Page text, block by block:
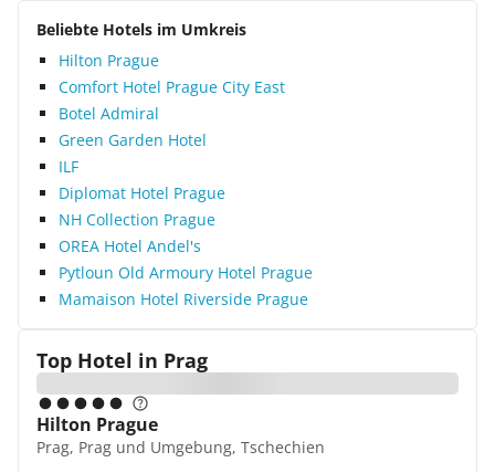
Beliebte Hotels im Umkreis
Hilton Prague
Comfort Hotel Prague City East
Botel Admiral
Green Garden Hotel
ILF
Diplomat Hotel Prague
NH Collection Prague
OREA Hotel Andel's
Pytloun Old Armoury Hotel Prague
Mamaison Hotel Riverside Prague
Top Hotel in Prag
Hilton Prague
Prag, Prag und Umgebung, Tschechien